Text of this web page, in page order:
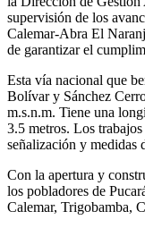
supervisión de los
Calemar-Abra El
de garantizar el
Esta vía nacional que
Bolívar y Sánchez
m.s.n.m. Tiene una
3.5 metros. Los
señalización y medidas
Con la apertura y
los pobladores de
Calemar, Trigobamba,